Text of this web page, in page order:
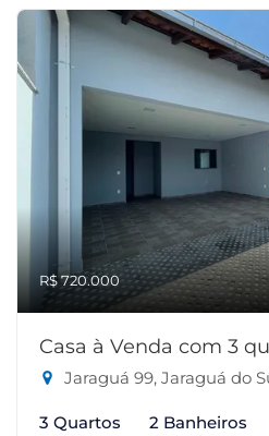
R$ 720.000
Casa à Venda com 3
Jaraguá 99, Jaraguá do
3 Quartos 2 Banheiros